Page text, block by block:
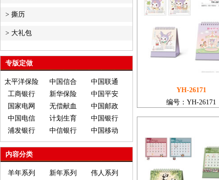
> 撕历
> 大礼包
专版定做
太平洋保险 中国信合
中国联通
工商银行
新华保险
中国平安
国家电网
无偿献血
中国邮政
中国电信
计划生育
中国银行
浦发银行
中信银行 中国移动
内容分类
羊年系列 新年系列
伟人系列
YH-26171
编号：YH-26171